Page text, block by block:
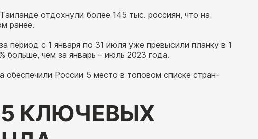
отдохнули более 145 тыс. россиян, что на
ранее.
период с 1 января по 31 июля уже превысили планку в 1
больше, чем за январь – июль 2023 года.
обеспечили России 5 место в топовом списке стран-
КЛЮЧЕВЫХ